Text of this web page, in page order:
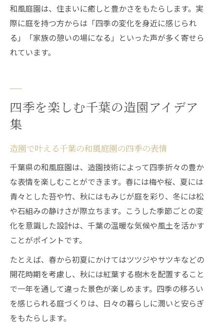
和風庭園は、住まいに癒しと豊かさをもたらします。実
際に庭を持つ方からは「四季の変化を身近に感じられ
る」「家族の憩いの場になる」といった声が多く寄せら
れています。
四季を楽しむ千葉の造園アイデア
集
造園で叶える千葉の和風庭園の四季の表情
千葉県の和風庭園は、造園技術によって四季折々の豊か
な表情を楽しむことができます。春には梅や桜、夏には
青々とした苔や竹、秋にはもみじが庭を彩り、冬には松
や石組みの静けさが際立ちます。こうした季節ごとの変
化を意識した設計は、千葉の温暖な気候や風土を活かす
ことがポイントです。
たとえば、春から初夏にかけてはツツジやサツキなどの
開花時期を考慮し、秋には紅葉する樹木を配置すること
で一年を通して違った景色が楽しめます。四季の移ろい
を感じられる庭づくりは、日々の暮らしに潤いと安らぎ
をもたらします。